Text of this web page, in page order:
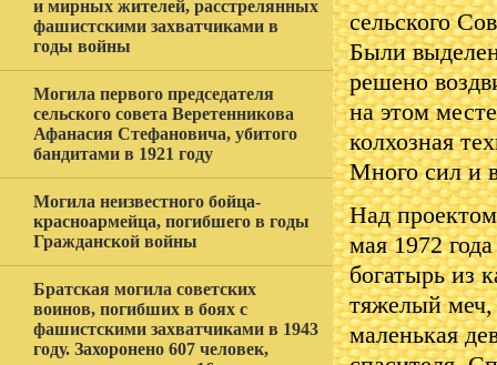
и мирных жителей, расстрелянных
фашистскими захватчиками в
годы войны
Могила первого председателя
сельского совета Веретенникова
Афанасия Стефановича, убитого
бандитами в 1921 году
Могила неизвестного бойца-
красноармейца, погибшего в годы
Гражданской войны
Братская могила советских
воинов, погибших в боях с
фашистскими захватчиками в 1943
году. Захоронено 607 человек,
сельского
Были
решено
на этом
колхозная
Много сил и
Над
мая 1972
богатырь из
тяжелый меч,
маленькая